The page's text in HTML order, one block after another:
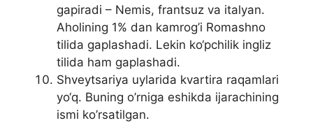
gapiradi – Nemis, frantsuz va italyan.
Aholining 1% dan kamrog’i Romashno
tilida gaplashadi. Lekin ko‘pchilik ingliz
tilida ham gaplashadi.
Shveytsariya uylarida kvartira raqamlari
yo‘q. Buning o’rniga eshikda ijarachining
ismi ko’rsatilgan.